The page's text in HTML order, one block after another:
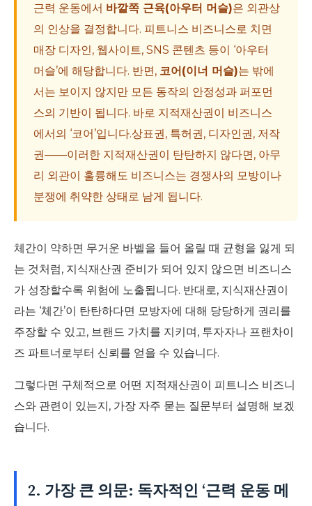
근력 운동에서 바깥쪽 근육(아우터 머슬)은 외관상
의 인상을 결정합니다. 피트니스 비즈니스로 치면
매장 디자인, 웹사이트, SNS 콘텐츠 등이 ‘아우터
머슬’에 해당합니다. 반면, 코어(이너 머슬)는 밖에
서는 보이지 않지만 모든 동작의 안정성과 퍼포먼
스의 기반이 됩니다. 바로 지적재산권이 비즈니스
에서의 ‘코어’입니다.상표권, 특허권, 디자인권, 저작
권——이러한 지적재산권이 탄탄하지 않다면, 아무
리 외관이 훌륭해도 비즈니스는 경쟁사의 모방이나
분쟁에 취약한 상태로 남게 됩니다.
체간이 약하면 무거운 바벨을 들어 올릴 때 균형을 잃게 되
는 것처럼, 지식재산권 준비가 되어 있지 않으면 비즈니스
가 성장할수록 위험에 노출됩니다. 반대로, 지식재산권이
라는 ‘체간’이 탄탄하다면 모방자에 대해 당당하게 권리를
주장할 수 있고, 브랜드 가치를 지키며, 투자자나 프랜차이
즈 파트너로부터 신뢰를 얻을 수 있습니다.
그렇다면 구체적으로 어떤 지적재산권이 피트니스 비즈니
스와 관련이 있는지, 가장 자주 묻는 질문부터 설명해 보겠
습니다.
2. 가장 큰 의문: 독자적인 ‘근력 운동 메